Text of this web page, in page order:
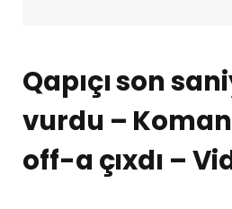
Qapıçı son
vurdu –
off-a çıxdı –